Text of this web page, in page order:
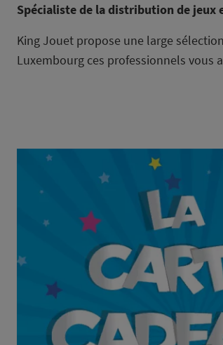
Spécialiste de la distribution de jeux
King Jouet propose une large
Luxembourg ces professionnels vous